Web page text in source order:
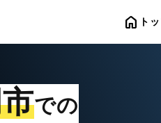
home ト
での